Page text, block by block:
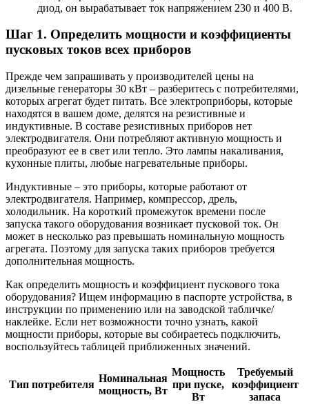
диод, он вырабатывает ток напряжением 230 и 400 В.
Шаг 1. Определить мощности и коэффициенты
пусковых токов всех приборов
Прежде чем запрашивать у производителей цены на
дизельные генераторы 30 кВт – разберитесь с потребителями,
которых агрегат будет питать. Все электроприборы, которые
находятся в вашем доме, делятся на резистивные и
индуктивные. В составе резистивных приборов нет
электродвигателя. Они потребляют активную мощность и
преобразуют ее в свет или тепло. Это лампы накаливания,
кухонные плиты, любые нагревательные приборы.
Индуктивные – это приборы, которые работают от
электродвигателя. Например, компрессор, дрель,
холодильник. На короткий промежуток времени после
запуска такого оборудования возникает пусковой ток. Он
может в несколько раз превышать номинальную мощность
агрегата. Поэтому для запуска таких приборов требуется
дополнительная мощность.
Как определить мощность и коэффициент пускового тока
оборудования? Ищем информацию в паспорте устройства, в
инструкции по применению или на заводской табличке/
наклейке. Если нет возможности точно узнать, какой
мощности приборы, которые вы собираетесь подключить,
воспользуйтесь таблицей приближенных значений.
Тип потребителя
Номинальная
мощность, Вт
Мощность
при пуске,
Вт
Требуемый
коэффициент
запаса